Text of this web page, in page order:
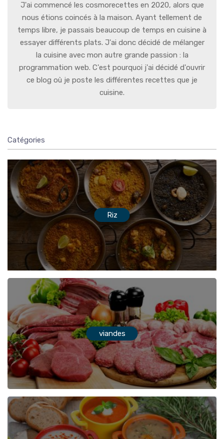
J'ai commencé les cosmorecettes en 2020, alors que
nous étions coincés à la maison. Ayant tellement de
temps libre, je passais beaucoup de temps en cuisine à
essayer différents plats. J'ai donc décidé de mélanger
la cuisine avec mon autre grande passion : la
programmation web. C'est pourquoi j'ai décidé d'ouvrir
ce blog où je poste les différentes recettes que je
cuisine.
Catégories
Riz
viandes